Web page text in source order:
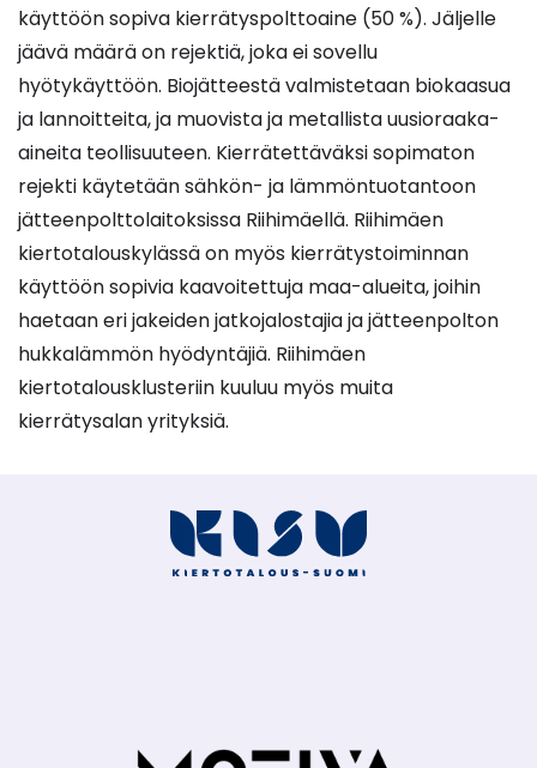
käyttöön sopiva kierrätyspolttoaine (50 %). Jäljelle
jäävä määrä on rejektiä, joka ei sovellu
hyötykäyttöön. Biojätteestä valmistetaan biokaasua
ja lannoitteita, ja muovista ja metallista uusioraaka-
aineita teollisuuteen. Kierrätettäväksi sopimaton
rejekti käytetään sähkön- ja lämmöntuotantoon
jätteenpolttolaitoksissa Riihimäellä. Riihimäen
kiertotalouskylässä on myös kierrätystoiminnan
käyttöön sopivia kaavoitettuja maa-alueita, joihin
haetaan eri jakeiden jatkojalostajia ja jätteenpolton
hukkalämmön hyödyntäjiä. Riihimäen
kiertotalousklusteriin kuuluu myös muita
kierrätysalan yrityksiä.